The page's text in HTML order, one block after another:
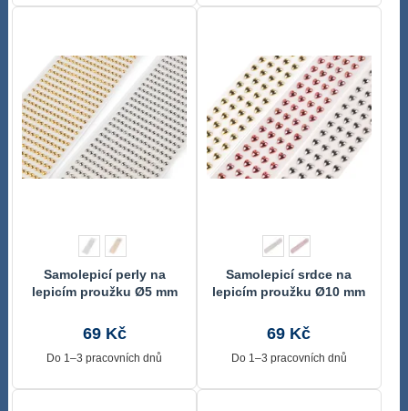
Samolepicí perly na
lepicím proužku Ø5 mm
69 Kč
Do 1–3 pracovních dnů
Samolepicí srdce na
lepicím proužku Ø10 mm
69 Kč
Do 1–3 pracovních dnů